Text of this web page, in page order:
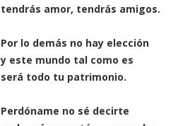
tendrás amor, tendrás amigos.
Por lo demás no hay elección
y este mundo tal como es
será todo tu patrimonio.
Perdóname no sé decirte